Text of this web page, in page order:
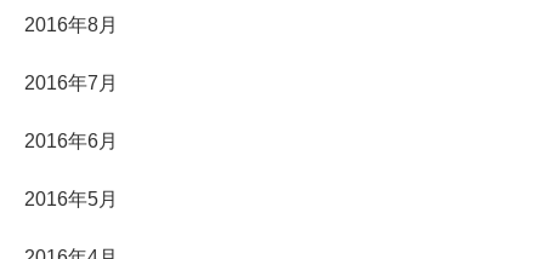
2016年8月
2016年7月
2016年6月
2016年5月